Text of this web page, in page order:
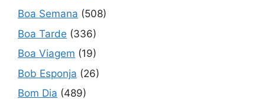
Boa Semana (508)
Boa Tarde (336)
Boa Viagem (19)
Bob Esponja (26)
Bom Dia (489)